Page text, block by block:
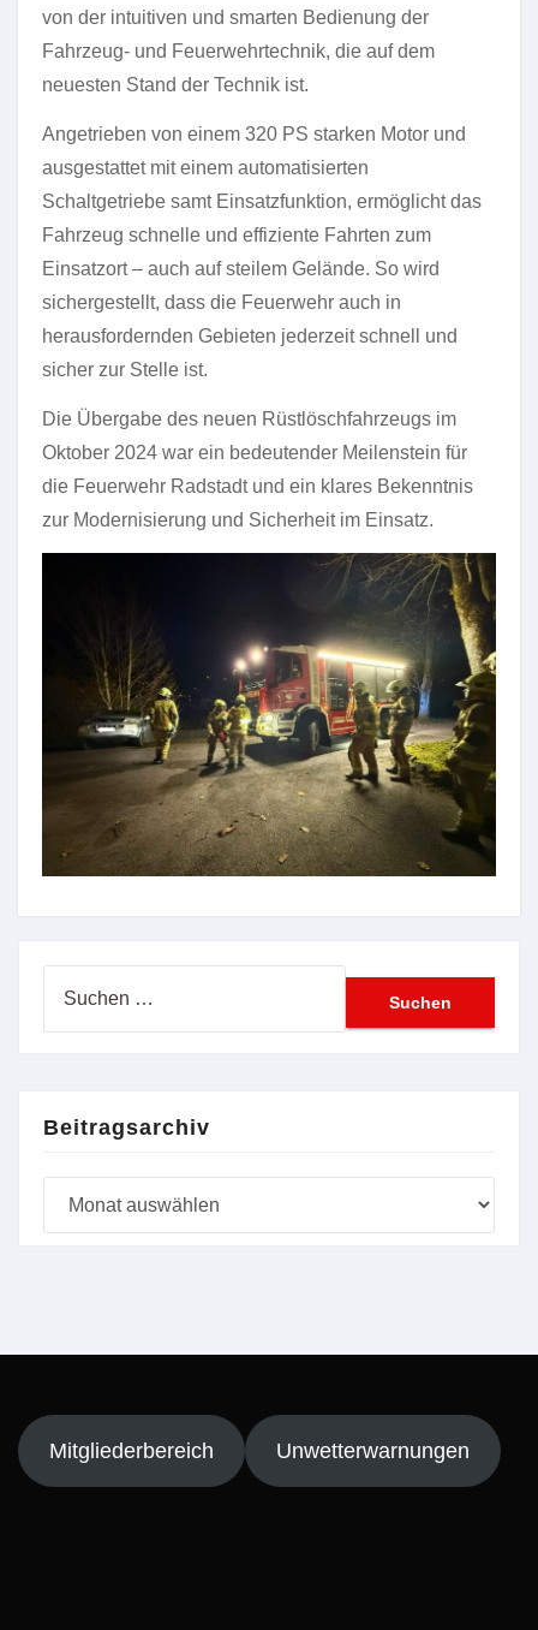
von der intuitiven und smarten Bedienung der
Fahrzeug- und Feuerwehrtechnik, die auf dem
neuesten Stand der Technik ist.
Angetrieben von einem 320 PS starken Motor und
ausgestattet mit einem automatisierten
Schaltgetriebe samt Einsatzfunktion, ermöglicht das
Fahrzeug schnelle und effiziente Fahrten zum
Einsatzort – auch auf steilem Gelände. So wird
sichergestellt, dass die Feuerwehr auch in
herausfordernden Gebieten jederzeit schnell und
sicher zur Stelle ist.
Die Übergabe des neuen Rüstlöschfahrzeugs im
Oktober 2024 war ein bedeutender Meilenstein für
die Feuerwehr Radstadt und ein klares Bekenntnis
zur Modernisierung und Sicherheit im Einsatz.
Beitragsarchiv
Mitgliederbereich Unwetterwarnungen